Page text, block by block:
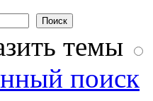
темы
поиск